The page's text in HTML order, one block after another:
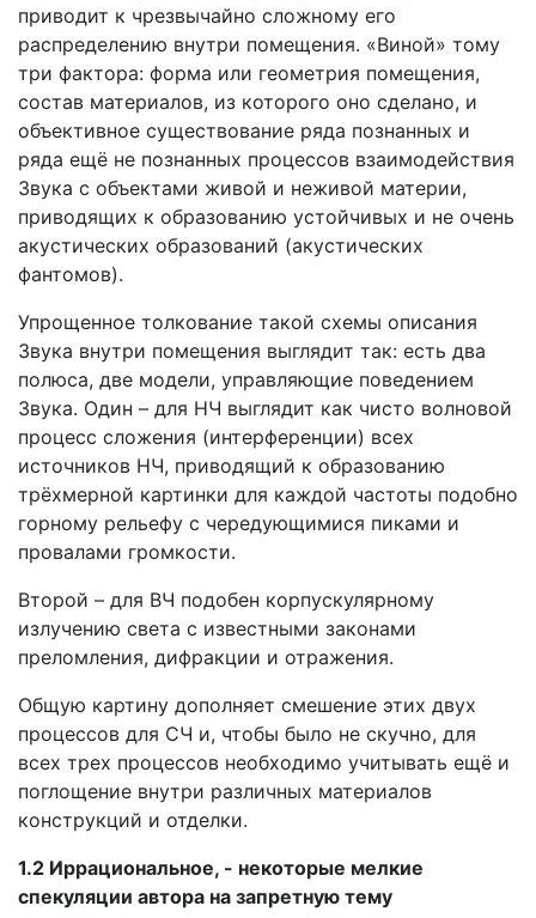
приводит к чрезвычайно сложному его
распределению внутри помещения. «Виной» тому
три фактора: форма или геометрия помещения,
состав материалов, из которого оно сделано, и
объективное существование ряда познанных и
ряда ещё не познанных процессов взаимодействия
Звука с объектами живой и неживой материи,
приводящих к образованию устойчивых и не очень
акустических образований (акустических
фантомов).
Упрощенное толкование такой схемы описания
Звука внутри помещения выглядит так: есть два
полюса, две модели, управляющие поведением
Звука. Один – для НЧ выглядит как чисто волновой
процесс сложения (интерференции) всех
источников НЧ, приводящий к образованию
трёхмерной картинки для каждой частоты подобно
горному рельефу с чередующимися пиками и
провалами громкости.
Второй – для ВЧ подобен корпускулярному
излучению света с известными законами
преломления, дифракции и отражения.
Общую картину дополняет смешение этих двух
процессов для СЧ и, чтобы было не скучно, для
всех трех процессов необходимо учитывать ещё и
поглощение внутри различных материалов
конструкций и отделки.
1.2 Иррациональное, - некоторые мелкие
спекуляции автора на запретную тему